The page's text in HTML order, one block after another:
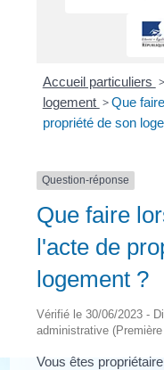
Accueil particuliers >
logement >Que
propriété de son
Question-réponse
Que faire
l'acte de
logement ?
Vérifié le 30/06/2023 -
administrative
Vous êtes